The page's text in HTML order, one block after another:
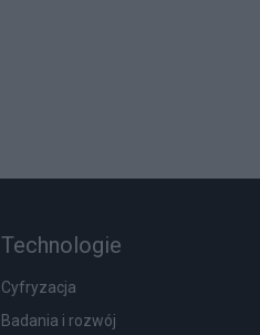
Technologie
Cyfryzacja
Badania i rozwój